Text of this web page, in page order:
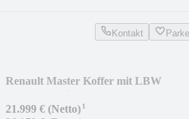
Kontakt
Renault Master Koffer mit LBW
21.999 € (Netto)¹